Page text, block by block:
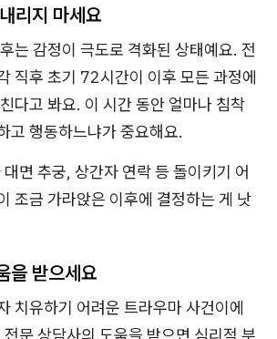
리지 마세요
는 감정이 극도로 격화된 상태예요. 전
직후 초기 72시간이 이후 모든 과정에
다고 봐요. 이 시간 동안 얼마나 침착
고 행동하느냐가 중요해요.
면 추궁, 상간자 연락 등 돌이키기 어
조금 가라앉은 이후에 결정하는 게 낫
을 받으세요
치유하기 어려운 트라우마 사건이에
문 상담사의 도움을 받으면 심리적 부